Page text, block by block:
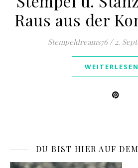
Raus aus der
Stempeldreams76 / 2.
WEITERLESEN
DU BIST HIER AUF